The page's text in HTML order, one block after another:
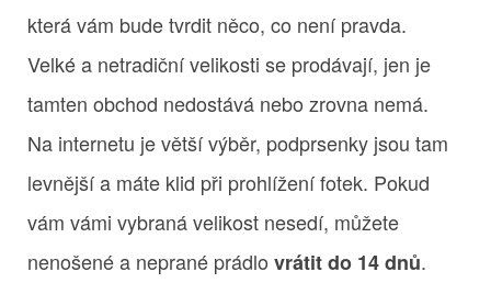
která vám bude tvrdit něco, co není pravda.
Velké a netradiční velikosti se prodávají, jen je
tamten obchod nedostává nebo zrovna nemá.
Na internetu je větší výběr, podprsenky jsou tam
levnější a máte klid při prohlížení fotek. Pokud
vám vámi vybraná velikost nesedí, můžete
nenošené a neprané prádlo vrátit do 14 dnů.